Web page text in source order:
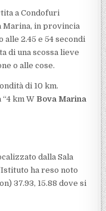
a Condofuri
Marina, in provincia
alle 2.45 e 54 secondi
di una scossa lieve
o alle cose.
di 10 km.
km W Bova Marina
dalla Sala
ha reso noto
37.93, 15.88 dove si